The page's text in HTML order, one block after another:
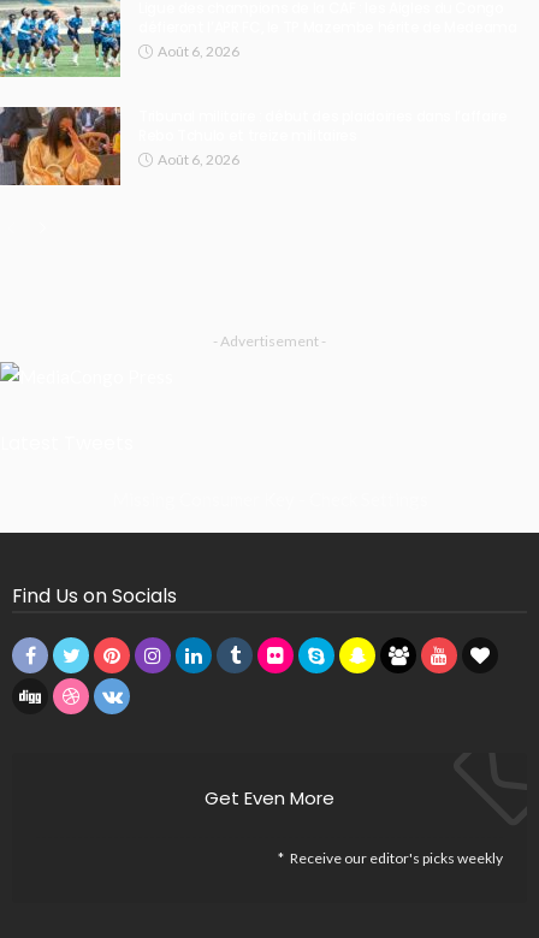
Août 6, 2026
Août 6, 2026
- Advertisement -
Find Us on Socials
Get Even More
Receive our editor's picks weekly